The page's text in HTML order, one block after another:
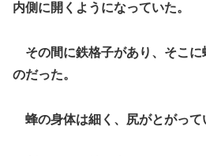
内側に開くようになっていた。
その間に鉄格子があり、そこに
のだった。
蜂の身体は細く、尻がとがって